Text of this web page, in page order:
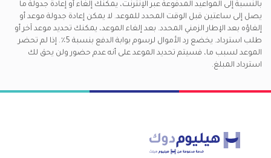
بالنسبة إلى المواعيد المدفوعة عبر الإنترنت، يمكنك إلغاء أو إعادة جدولة ما
يصل إلى ساعتين قبل الوقت المحدد للموعد. لا يمكن إعادة جدولة موعد أو
إلغاؤه بعد الإطار الزمني المحدد. بعد إلغاء الموعد، يمكنك تحديد موعد آخر أو
طلب استرداد. يخضع رد الأموال لرسوم بوابة الدفع بنسبة 5٪. إذا لم تحضر
الموعد لسبب ما، فسيتم تحديد الموعد على أنه عدم حضور ولن يحق لك
استرداد المبلغ.